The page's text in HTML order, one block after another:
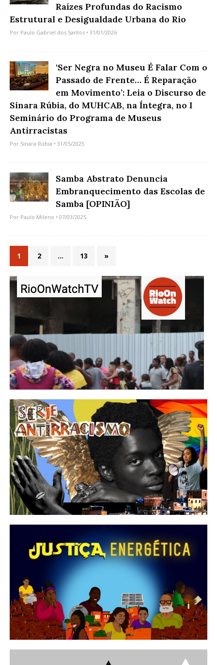
Raízes Profundas do Racismo
Estrutural e Desigualdade Urbana do Rio
Por Paulo Gabriel dos Santos • 31/01/2026
‘Ser Negra no Museu É Falar Com o
Passado de Frente… É Reparação
em Movimento’: Leia o Discurso de
Sinara Rúbia, do MUHCAB, na Íntegra, no I
Seminário do Programa de Museus
Antirracistas
Por Sinara Rúbia • 31/05/2025
Samba Abstrato Denuncia
Embranquecimento das Escolas de
Samba [OPINIÃO]
Por Paulo Mileno • 07/03/2025
1 2 … 13 »